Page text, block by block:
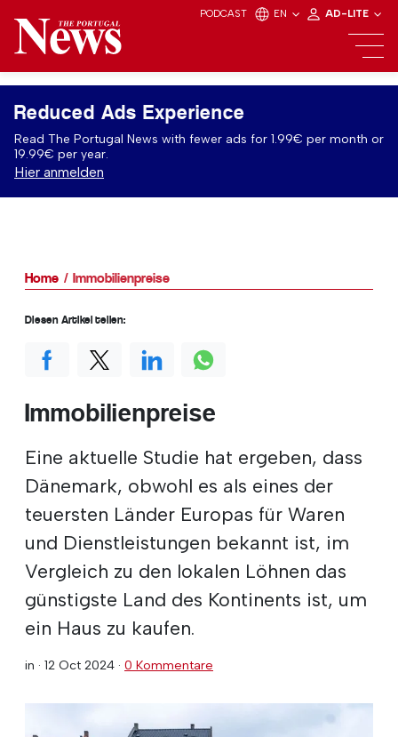
PODCAST EN AD-LITE
Reduced Ads Experience
Read The Portugal News with fewer ads for 1.99€ per month or
19.99€ per year.
Hier anmelden
Home Immobilienpreise
Immobilienpreise
Eine aktuelle Studie hat ergeben, dass
Dänemark, obwohl es als eines der
teuersten Länder Europas für Waren
und Dienstleistungen bekannt ist, im
Vergleich zu den lokalen Löhnen das
günstigste Land des Kontinents ist, um
ein Haus zu kaufen.
in · 12 Oct 2024 · 0 Kommentare
Diesen Artikel teilen: